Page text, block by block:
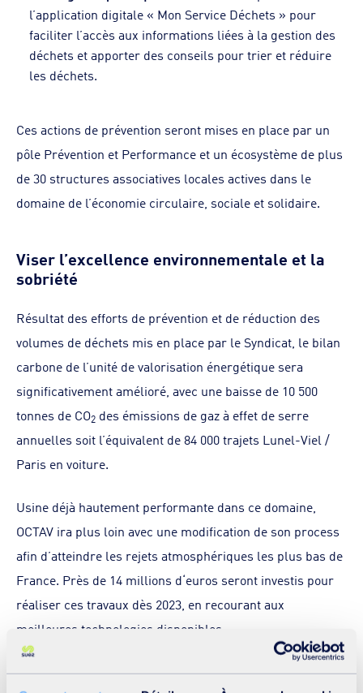
l’application digitale « Mon Service Déchets » pour
faciliter l’accès aux informations liées à la gestion des
déchets et apporter des conseils pour trier et réduire
les déchets.
Ces actions de prévention seront mises en place par un
pôle Prévention et Performance et un écosystème de plus
de 30 structures associatives locales actives dans le
domaine de l’économie circulaire, sociale et solidaire.
Viser l’excellence environnementale et la
sobriété
Résultat des efforts de prévention et de réduction des
volumes de déchets mis en place par le Syndicat, le bilan
carbone de l’unité de valorisation énergétique sera
significativement amélioré, avec une baisse de 10 500
tonnes de CO2 des émissions de gaz à effet de serre
annuelles soit l’équivalent de 84 000 trajets Lunel-Viel /
Paris en voiture.
Usine déjà hautement performante dans ce domaine,
OCTAV ira plus loin avec une modification de son process
afin d’atteindre les rejets atmosphériques les plus bas de
France. Près de 14 millions d‘euros seront investis pour
réaliser ces travaux dès 2023, en recourant aux
meilleures technologies disponibles.
La consommation d’eau sur le site sera réduite de 80 %.